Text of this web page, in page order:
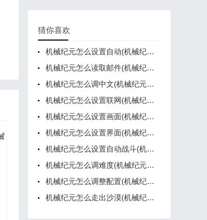
猜你喜欢
机械纪元怎么设置自动(机械纪元怎么跳的更高)
机械纪元怎么读取邮件(机械纪元如何保存)
机械纪元怎么调中文(机械纪元操作指南)
机械纪元怎么设置联网(机械纪元怎么调成中文)
机械纪元怎么设置画面(机械纪元怎么设置画面比例)
机械纪元怎么设置界面(机械纪元如何切换角色)
机械纪元怎么设置自动战斗(机械纪元怎么跳的更高)
机械纪元怎么调难度(机械纪元调试菜单)
机械纪元怎么调整配置(机械纪元怎么调整配置参数)
机械纪元怎么走出沙漠(机械纪元怎么打)